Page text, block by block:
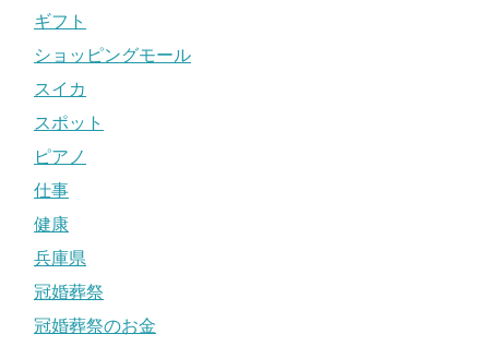
ギフト
ショッピングモール
スイカ
スポット
ピアノ
仕事
健康
兵庫県
冠婚葬祭
冠婚葬祭のお金